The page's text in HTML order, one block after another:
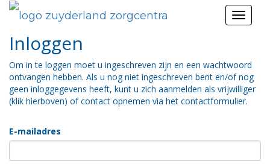
Inloggen
Om in te loggen moet u ingeschreven zijn en een wachtwoord
ontvangen hebben. Als u nog niet ingeschreven bent en/of nog
geen inloggegevens heeft, kunt u zich aanmelden als vrijwilliger
(klik hierboven) of contact opnemen via het contactformulier.
E-mailadres